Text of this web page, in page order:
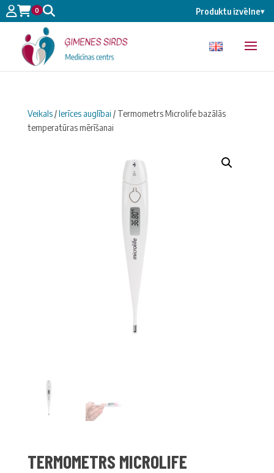
0 Produktu izvēlne▾
Veikals/Ierīces auglībai / Termometrs Microlife bazālās
temperatūras mērīšanai
TERMOMETRS MICROLIFE